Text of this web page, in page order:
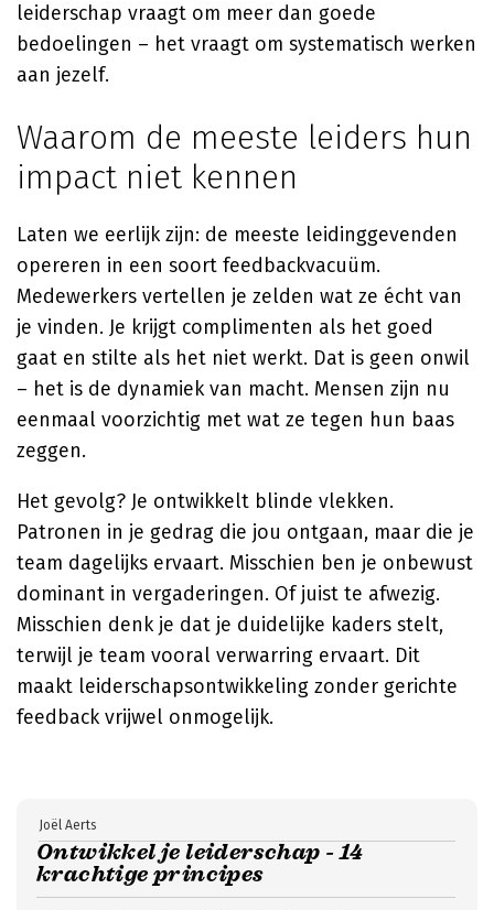
leiderschap vraagt om meer dan goede
bedoelingen – het vraagt om systematisch werken
aan jezelf.
Waarom de meeste leiders hun
impact niet kennen
Laten we eerlijk zijn: de meeste leidinggevenden
opereren in een soort feedbackvacuüm.
Medewerkers vertellen je zelden wat ze écht van
je vinden. Je krijgt complimenten als het goed
gaat en stilte als het niet werkt. Dat is geen onwil
– het is de dynamiek van macht. Mensen zijn nu
eenmaal voorzichtig met wat ze tegen hun baas
zeggen.
Het gevolg? Je ontwikkelt blinde vlekken.
Patronen in je gedrag die jou ontgaan, maar die je
team dagelijks ervaart. Misschien ben je onbewust
dominant in vergaderingen. Of juist te afwezig.
Misschien denk je dat je duidelijke kaders stelt,
terwijl je team vooral verwarring ervaart. Dit
maakt leiderschapsontwikkeling zonder gerichte
feedback vrijwel onmogelijk.
Ontwikkel je leiderschap - 14
krachtige principes
Joël Aerts